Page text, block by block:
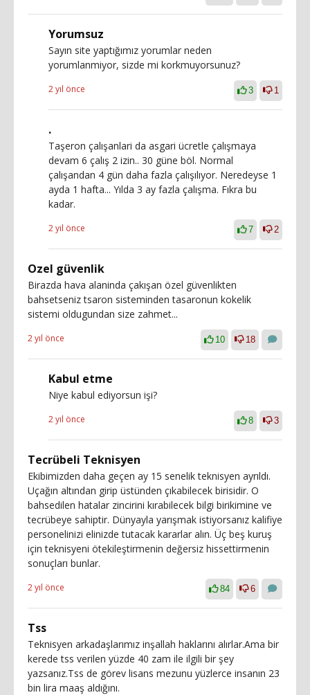
Yorumsuz
Sayın site yaptığımız yorumlar neden
yorumlanmiyor, sizde mi korkmuyorsunuz?
2 yıl önce 3 1
.
Taşeron çalışanlari da asgari ücretle çalışmaya
devam 6 çalış 2 izin.. 30 güne böl. Normal
çalışandan 4 gün daha fazla çalışılıyor. Neredeyse 1
ayda 1 hafta... Yılda 3 ay fazla çalışma. Fıkra bu
kadar.
2 yıl önce 7 2
Ozel güvenlik
Birazda hava alaninda çakışan özel güvenlikten
bahsetseniz tsaron sisteminden tasaronun kokelik
sistemi oldugundan size zahmet...
2 yıl önce 10 18
Kabul etme
Niye kabul ediyorsun işi?
2 yıl önce 8 3
Tecrübeli Teknisyen
Ekibimizden daha geçen ay 15 senelik teknisyen ayrıldı.
Uçağın altından girip üstünden çıkabilecek birisidir. O
bahsedilen hatalar zincirini kırabilecek bilgi birikimine ve
tecrübeye sahiptir. Dünyayla yarışmak istiyorsanız kalifiye
personelinizi elinizde tutacak kararlar alın. Üç beş kuruş
için teknisyeni ötekileştirmenin değersiz hissettirmenin
sonuçları bunlar.
2 yıl önce 84 6
Tss
Teknisyen arkadaşlarımız inşallah haklarını alırlar.Ama bir
kerede tss verilen yüzde 40 zam ile ilgili bir şey
yazsanız.Tss de görev lisans mezunu yüzlerce insanın 23
bin lira maaş aldığını.